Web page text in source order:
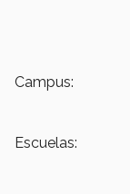
Campus:
Escuelas: